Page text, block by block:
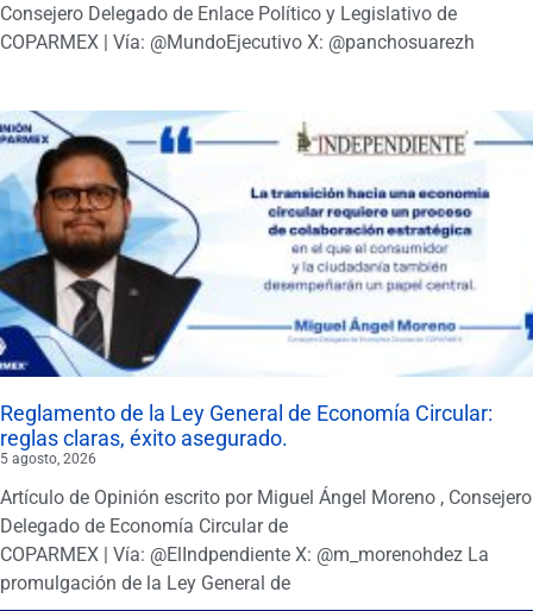
Consejero Delegado de Enlace Político y Legislativo de
COPARMEX | Vía: @MundoEjecutivo X: @panchosuarezh
Reglamento de la Ley General de Economía Circular:
reglas claras, éxito asegurado.
5 agosto, 2026
Artículo de Opinión escrito por Miguel Ángel Moreno , Consejero
Delegado de Economía Circular de
COPARMEX | Vía: @ElIndpendiente X: @m_morenohdez La
promulgación de la Ley General de